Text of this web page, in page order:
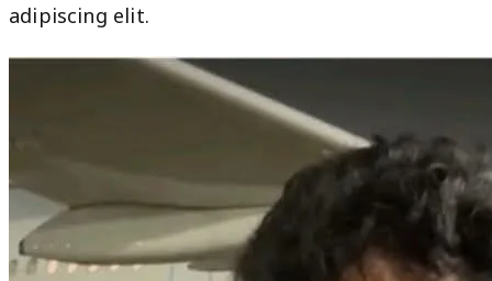
adipiscing elit.